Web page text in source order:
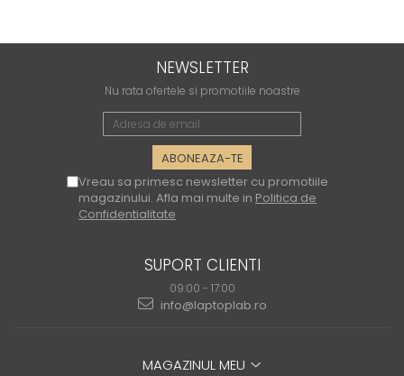
NEWSLETTER
Nu rata ofertele si promotiile noastre
Vreau sa primesc newsletter cu promotiile
magazinului. Afla mai multe in Politica de
Confidentialitate
SUPORT CLIENTI
09:00 - 17:00
info@laptoplab.ro
MAGAZINUL MEU